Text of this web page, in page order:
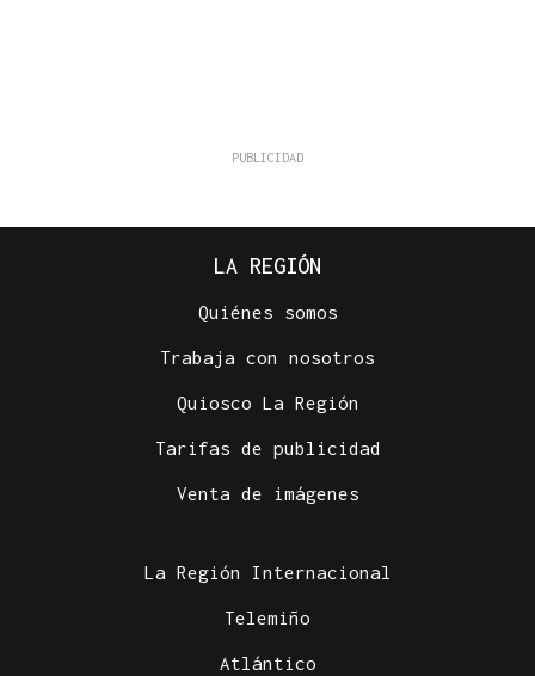
LA REGIÓN
Quiénes somos
Trabaja con nosotros
Quiosco La Región
Tarifas de publicidad
Venta de imágenes
La Región Internacional
Telemiño
Atlántico